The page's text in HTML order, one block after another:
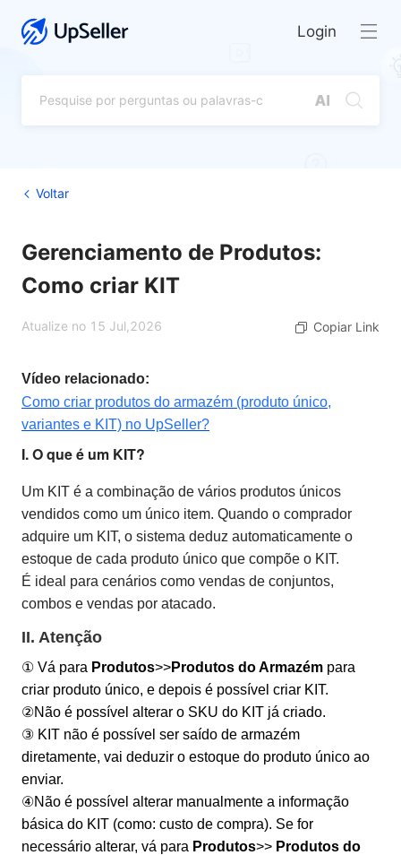
Login
Voltar
Gerenciamento de Produtos:
Como criar KIT
Atualize no 15 Jul,2026 Copiar Link
Vídeo relacionado:
Como criar produtos do armazém (produto único,
variantes e KIT) no UpSeller?
I. O que é um KIT?
Um KIT é a combinação de vários produtos únicos
vendidos como um único item. Quando o comprador
adquire um KIT, o sistema deduz automaticamente o
estoque de cada produto único que compõe o KIT.
É ideal para cenários como vendas de conjuntos,
combos e vendas por atacado.
II. Atenção
① Vá para Produtos>>Produtos do Armazém para
criar produto único, e depois é possível criar KIT.
②Não é possível alterar o SKU do KIT já criado.
③ KIT não é possível ser saído de armazém
diretamente, vai deduzir o estoque do produto único ao
enviar.
④Não é possível alterar manualmente a informação
básica do KIT (como: custo de compra). Se for
necessário alterar, vá para Produtos>> Produtos do